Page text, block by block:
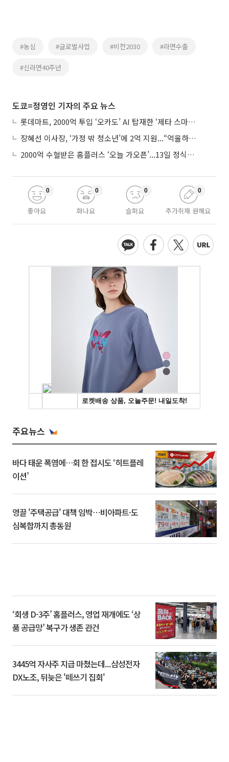
#농심 #글로벌사업 #비전2030 #라면수출
#신라면40주년
도쿄=정영인 기자의 주요 뉴스
롯데마트, 2000억 투입 ‘오카도’ AI 탑재한 ‘제타 스마트센터’...온라인 장보기 판 바꾼다
장혜선 이사장, ‘가정 밖 청소년’에 2억 지원...“억울하고 아파도 단단해지길”
2000억 수혈받은 홈플러스 ‘오늘 가오픈’...13일 정식 개장 시험대
좋아요
0
화나요
0
슬퍼요
0
추가취재 원해요
0
주요뉴스
바다 태운 폭염에…회 한 접시도 ‘히트플레
이션’
영끌 '주택공급' 대책 임박⋯비아파트·도
심복합까지 총동원
‘회생 D-3주’ 홈플러스, 영업 재개에도 ‘상
품 공급망’ 복구가 생존 관건
3445억 자사주 지급 마쳤는데...삼성전자
DX노조, 뒤늦은 '떼쓰기 집회'